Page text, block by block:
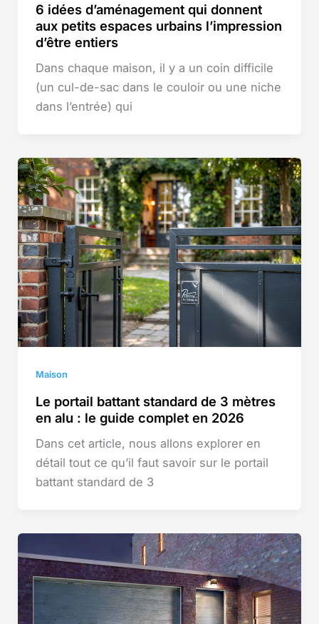
6 idées d’aménagement qui donnent
aux petits espaces urbains l’impression
d’être entiers
Dans chaque maison, il y a un coin difficile
(un cul-de-sac dans le couloir ou une niche
dans l’entrée) qui
Maison
Le portail battant standard de 3 mètres
en alu : le guide complet en 2026
Dans cet article, nous allons explorer en
détail tout ce qu’il faut savoir sur le portail
battant standard de 3